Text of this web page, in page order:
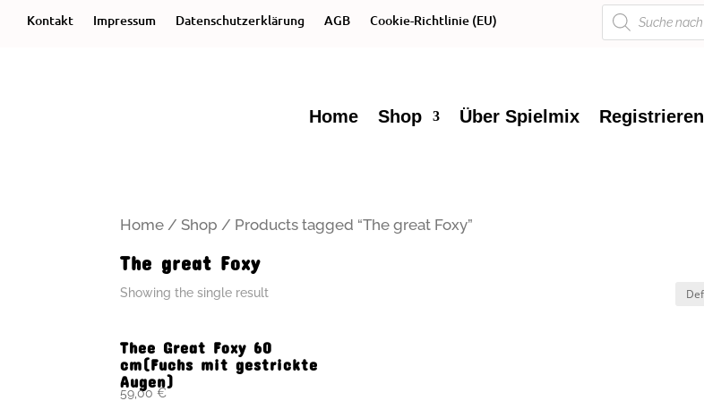
Kontakt Impressum Datenschutzerklärung AGB Cookie-Richtlinie (EU)
Products
search
Home Shop Über Spielmix Registrieren
Home /Shop / Products tagged “The great Foxy”
The great Foxy
Showing the single result
Thee Great Foxy 60
cm(Fuchs mit gestrickte
Augen)
59,00€